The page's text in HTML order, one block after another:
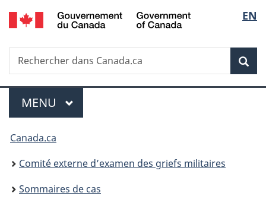
Passer
au
principal
Passer
à
Au
du
Passer
à
version
simplifiée
de
la
EN
Recherche
Rechercher
dans
Menu
MENU PRINCIPAL
Vous
êtes
ici :
Canada.ca
Comité externe d’examen des griefs militaires
Sommaires de cas